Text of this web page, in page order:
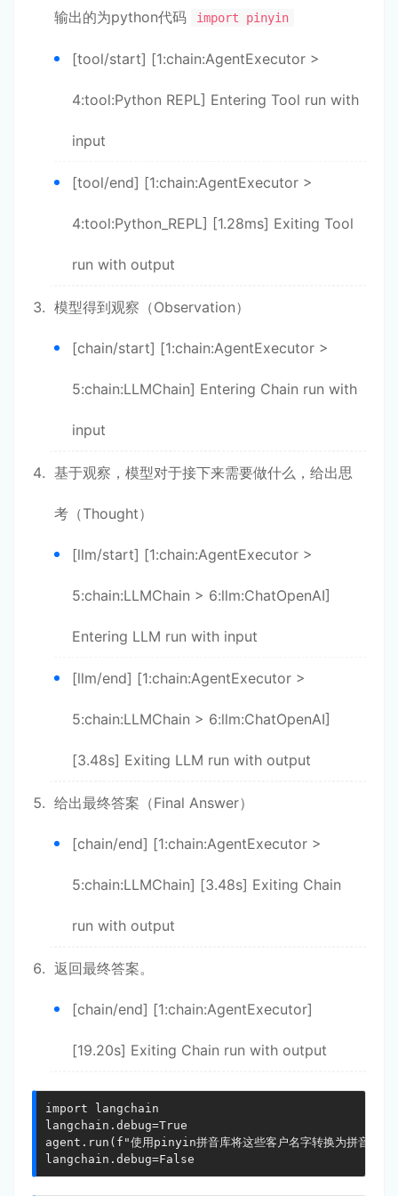
输出的为python代码 import pinyin
[tool/start] [1:chain:AgentExecutor >
4:tool:Python REPL] Entering Tool run with
input
[tool/end] [1:chain:AgentExecutor >
4:tool:Python_REPL] [1.28ms] Exiting Tool
run with output
模型得到观察（Observation）
[chain/start] [1:chain:AgentExecutor >
5:chain:LLMChain] Entering Chain run with
input
基于观察，模型对于接下来需要做什么，给出思
考（Thought）
[llm/start] [1:chain:AgentExecutor >
5:chain:LLMChain > 6:llm:ChatOpenAI]
Entering LLM run with input
[llm/end] [1:chain:AgentExecutor >
5:chain:LLMChain > 6:llm:ChatOpenAI]
[3.48s] Exiting LLM run with output
给出最终答案（Final Answer）
[chain/end] [1:chain:AgentExecutor >
5:chain:LLMChain] [3.48s] Exiting Chain
run with output
返回最终答案。
[chain/end] [1:chain:AgentExecutor]
[19.20s] Exiting Chain run with output
import langchain
langchain.debug=True
agent.run(f"使用pinyin拼音库将这些客户名字转换为拼音
langchain.debug=False